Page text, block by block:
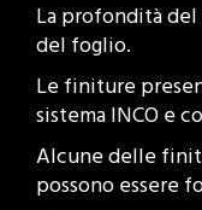
La profondità
del foglio.
Le finiture
sistema INCO e
Alcune delle
possono essere